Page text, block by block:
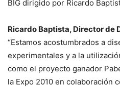
BIG dirigido por Ricardo
Ricardo Baptista, Director de
“Estamos acostumbrados a
experimentales y a la
como el proyecto ganador
la Expo 2010 en colaboración